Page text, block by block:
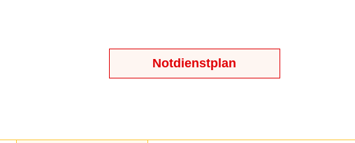
Notdienstplan